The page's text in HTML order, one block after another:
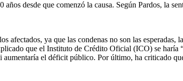
desde que comenzó la causa. Según Pardos, la
ya que las condenas no son las esperadas,
que el Instituto de Crédito Oficial (ICO) se haría
el déficit público. Por último, ha criticado